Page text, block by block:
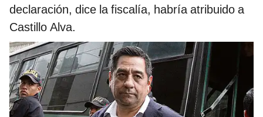
declaración, dice la fiscalía, habría atribuido a
Castillo Alva.